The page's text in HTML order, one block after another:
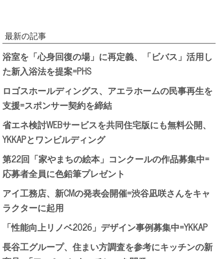
最新の記事
浴室を「心身回復の場」に再定義、「ビバス」活用し
た新入浴法を提案=PHS
ロゴスホールディングス、アエラホームの民事再生を
支援=スポンサー契約を締結
省エネ検討WEBサービスを共同住宅版にも無料公開、
YKKAPとワンビルディング
第22回「家やまちの絵本」コンクールの作品募集中=
応募者全員に色鉛筆プレゼント
アイ工務店、新CMの発表会開催=渋谷凪咲さんをキャ
ラクターに起用
「性能向上リノベ2026」デザイン事例募集中=YKKAP
長谷工グループ、住まい方調査を参考にキッチンの新